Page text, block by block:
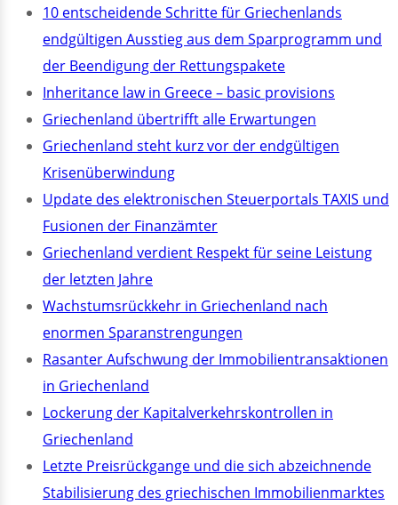
10 entscheidende Schritte für Griechenlands
endgültigen Ausstieg aus dem Sparprogramm und
der Beendigung der Rettungspakete
Inheritance law in Greece – basic provisions
Griechenland übertrifft alle Erwartungen
Griechenland steht kurz vor der endgültigen
Krisenüberwindung
Update des elektronischen Steuerportals TAXIS und
Fusionen der Finanzämter
Griechenland verdient Respekt für seine Leistung
der letzten Jahre
Wachstumsrückkehr in Griechenland nach
enormen Sparanstrengungen
Rasanter Aufschwung der Immobilientransaktionen
in Griechenland
Lockerung der Kapitalverkehrskontrollen in
Griechenland
Letzte Preisrückgange und die sich abzeichnende
Stabilisierung des griechischen Immobilienmarktes